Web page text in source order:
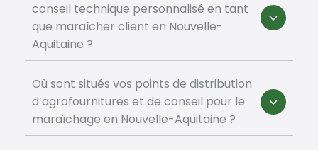
conseil technique personnalisé en tant
que maraîcher client en Nouvelle-
Aquitaine ?
Où sont situés vos points de distribution
d’agrofournitures et de conseil pour le
maraîchage en Nouvelle-Aquitaine ?